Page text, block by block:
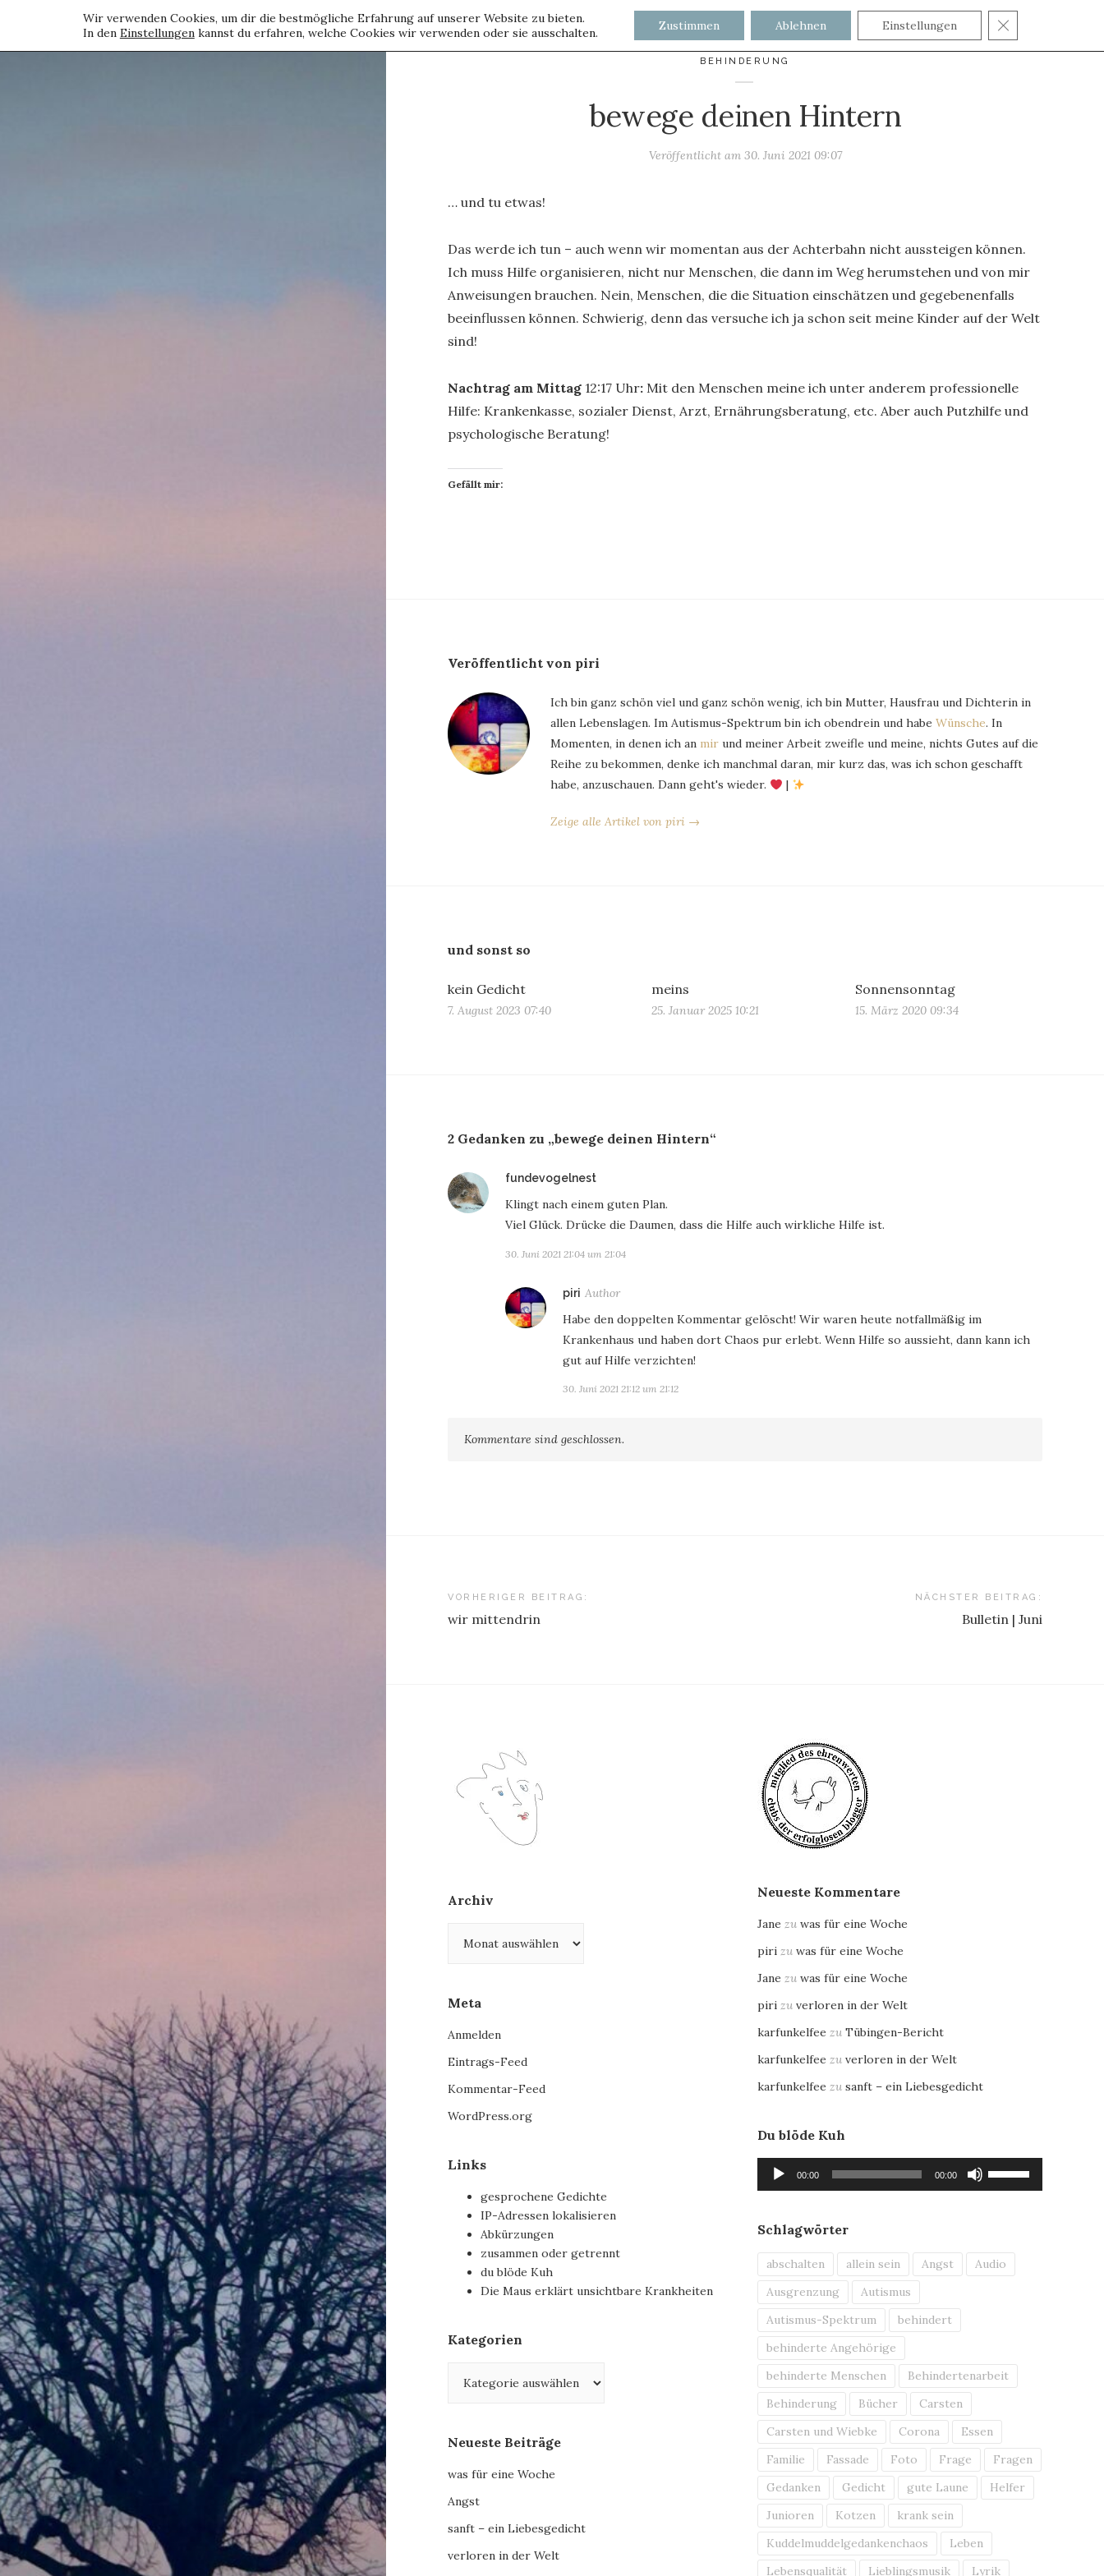
BEHINDERUNG
bewege deinen Hintern
Veröffentlicht am 30. Juni 2021 09:07
… und tu etwas!
Das werde ich tun – auch wenn wir momentan aus der Achterbahn nicht aussteigen können.
Ich muss Hilfe organisieren, nicht nur Menschen, die dann im Weg herumstehen und von mir
Anweisungen brauchen. Nein, Menschen, die die Situation einschätzen und gegebenenfalls
beeinflussen können. Schwierig, denn das versuche ich ja schon seit meine Kinder auf der Welt
sind!
Nachtrag am Mittag 12:17 Uhr: Mit den Menschen meine ich unter anderem professionelle
Hilfe: Krankenkasse, sozialer Dienst, Arzt, Ernährungsberatung, etc. Aber auch Putzhilfe und
psychologische Beratung!
Gefällt mir:
Veröffentlicht von piri
Ich bin ganz schön viel und ganz schön wenig, ich bin Mutter, Hausfrau und Dichterin in
allen Lebenslagen. Im Autismus-Spektrum bin ich obendrein und habeWünsche. In
Momenten, in denen ich an mir und meiner Arbeit zweifle und meine, nichts Gutes auf die
Reihe zu bekommen, denke ich manchmal daran, mir kurz das, was ich schon geschafft
habe, anzuschauen. Dann geht's wieder.
|
Zeige alle Artikel von piri →
und sonst so
kein Gedicht
7. August 2023 07:40
meins
25. Januar 2025 10:21
Sonnensonntag
15. März 2020 09:34
2 Gedanken zu „bewege deinen Hintern“
fundevogelnestsagt:
Klingt nach einem guten Plan.
Viel Glück. Drücke die Daumen, dass die Hilfe auch wirkliche Hilfe ist.
30. Juni 2021 21:04 um 21:04
piri sagt:
Habe den doppelten Kommentar gelöscht! Wir waren heute notfallmäßig im
Krankenhaus und haben dort Chaos pur erlebt. Wenn Hilfe so aussieht, dann kann ich
gut auf Hilfe verzichten!
30. Juni 2021 21:12 um 21:12
Kommentare sind geschlossen.
Beitragsnavigation
VORHERIGER BEITRAG:
wir mittendrin
NÄCHSTER BEITRAG:
Bulletin | Juni
Archiv
Meta
Anmelden
Eintrags-Feed
Kommentar-Feed
WordPress.org
Links
gesprochene Gedichte
IP-Adressen lokalisieren
Abkürzungen
zusammen oder getrennt
du blöde Kuh
Die Maus erklärt unsichtbare Krankheiten
Kategorien
Neueste Beiträge
was für eine Woche
Angst
sanft – ein Liebesgedicht
verloren in der Welt
Neueste Kommentare
Jane zuwas für eine Woche
piri zuwas für eine Woche
Jane zuwas für eine Woche
piri zuverloren in der Welt
karfunkelfee zuTübingen-Bericht
karfunkelfee zuverloren in der Welt
karfunkelfee zusanft – ein Liebesgedicht
Du blöde Kuh
Audio-
Player
00:00 00:00
Lautstärke
zu
Schlagwörter
abschalten allein sein Angst
Audio
Ausgrenzung
Autismus
Autismus-Spektrum
behindert
behinderte Angehörige
behinderte Menschen
Behindertenarbeit
Behinderung
Bücher
Carsten
Carsten und Wiebke
Corona
Essen
Familie
Fassade Foto Frage
Fragen
Gedanken
Gedicht gute Laune
Helfer
Junioren
Kotzen
krank sein
Kuddelmuddelgedankenchaos
Leben
Lebensqualität
Lieblingsmusik Lyrik
Wir verwenden Cookies, um dir die bestmögliche Erfahrung auf unserer Website zu bieten.
In den Einstellungenkannst du erfahren, welche Cookies wir verwenden oder sie ausschalten. Zustimmen Ablehnen Einstellungen GDPR